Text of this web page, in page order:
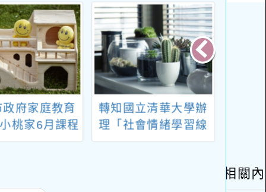
政府家庭教育
桃家6月課程
、「預約幸福
轉知國立清華大學辦
理「社會情緒學習線
上論壇-情緒力 × 教